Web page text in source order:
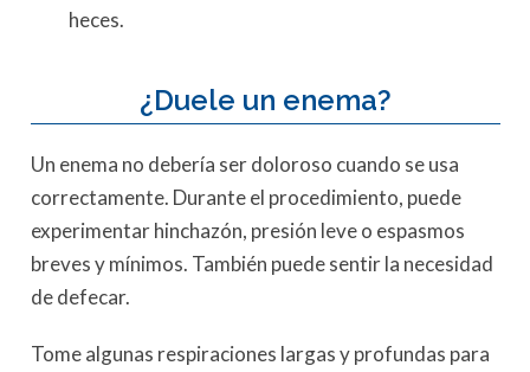
heces.
¿Duele un enema?
Un enema no debería ser doloroso cuando se usa
correctamente. Durante el procedimiento, puede
experimentar hinchazón, presión leve o espasmos
breves y mínimos. También puede sentir la necesidad
de defecar.
Tome algunas respiraciones largas y profundas para